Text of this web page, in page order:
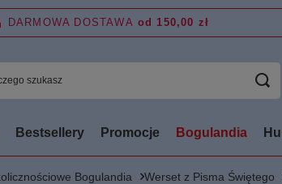
DARMOWA DOSTAWA od 150,00 zł
Bestsellery Promocje Bogulandia
Bogulandia
Werset z Pisma Świętego